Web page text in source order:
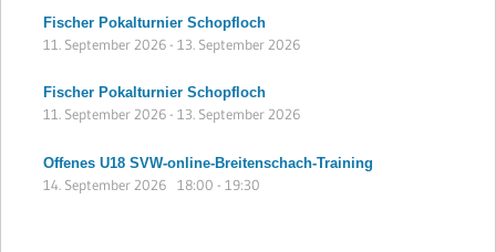
Fischer Pokalturnier Schopfloch
11. September 2026- 13. September 2026
Fischer Pokalturnier Schopfloch
11. September 2026- 13. September 2026
Offenes U18 SVW-online-Breitenschach-Training
14. September 2026 18:00 - 19:30